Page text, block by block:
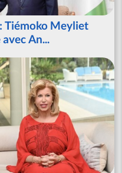
Tiémoko Meyliet
An...